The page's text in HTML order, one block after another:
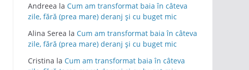
Andreea la Cum am transformat baia în câteva
zile, fără (prea mare) deranj și cu buget mic
Alina Serea la Cum am transformat baia în câteva
zile, fără (prea mare) deranj și cu buget mic
Cristina la Cum am transformat baia în câteva